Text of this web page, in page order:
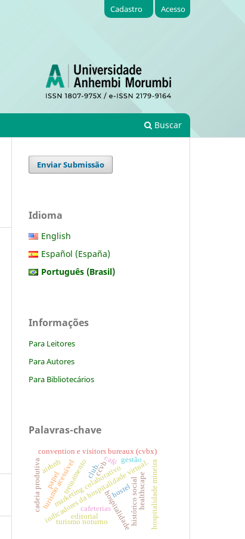
Buscar
Cadastro Acesso
Enviar Submissão
Idioma
English
Español (España)
Português (Brasil)
Informações
Para Leitores
Para Autores
Para Bibliotecários
Palavras-chave
hospitalidade
indicadores da hospitalidade virtual.
convention e visitors bureaux (cvbx)
marketing colaborativo
ccvb gestão hospitalidade mineira
histórico social
turismo acessível
turismo noturno
club.
café
cafeterias
hostel
cadeia produtiva treinamento
papel
editorial
airbnb
healthscape